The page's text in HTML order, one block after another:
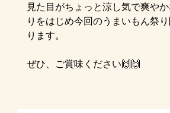
見た目がちょっと涼し気で爽や
りをはじめ今回のうまいもん祭
ります。
ぜひ、ご賞味ください🙌🙌